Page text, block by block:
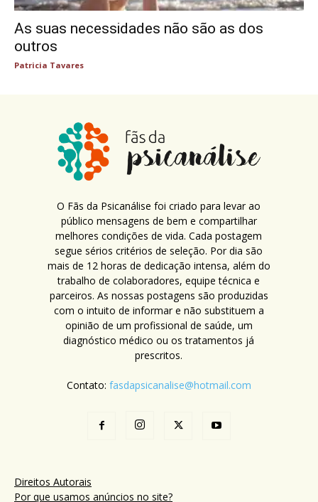
As suas necessidades não são as dos
outros
Patricia Tavares
O Fãs da Psicanálise foi criado para levar ao
público mensagens de bem e compartilhar
melhores condições de vida. Cada postagem
segue sérios critérios de seleção. Por dia são
mais de 12 horas de dedicação intensa, além do
trabalho de colaboradores, equipe técnica e
parceiros. As nossas postagens são produzidas
com o intuito de informar e não substituem a
opinião de um profissional de saúde, um
diagnóstico médico ou os tratamentos já
prescritos.
Contato: fasdapsicanalise@hotmail.com
Direitos Autorais
Por que usamos anúncios no site?